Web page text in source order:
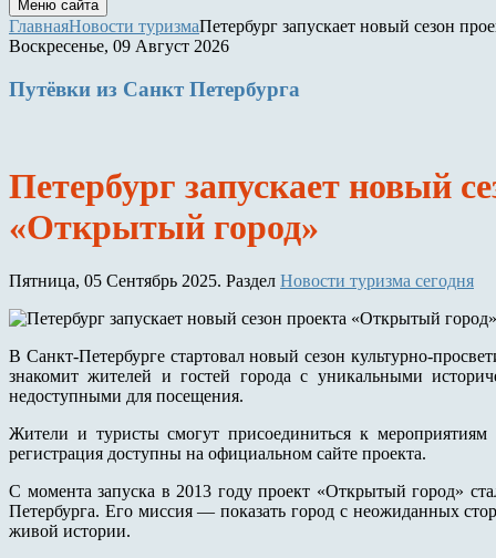
Меню сайта
ГлавнаяНовости туризмаПетербург запускает новый сезон
Воскресенье, 09 Август 2026
Путёвки из Санкт Петербурга
Петербург запускает новый
«Открытый город»
Пятница, 05 Сентябрь 2025. Раздел Новости туризма сегодня
В Санкт-Петербурге стартовал новый сезон культурно-
знакомит жителей и гостей города с уникальными
недоступными для посещения.
Жители и туристы смогут присоединиться к мероприятиям
регистрация доступны на официальном сайте проекта.
С момента запуска в 2013 году проект «Открытый город»
Петербурга. Его миссия — показать город с неожиданных
живой истории.